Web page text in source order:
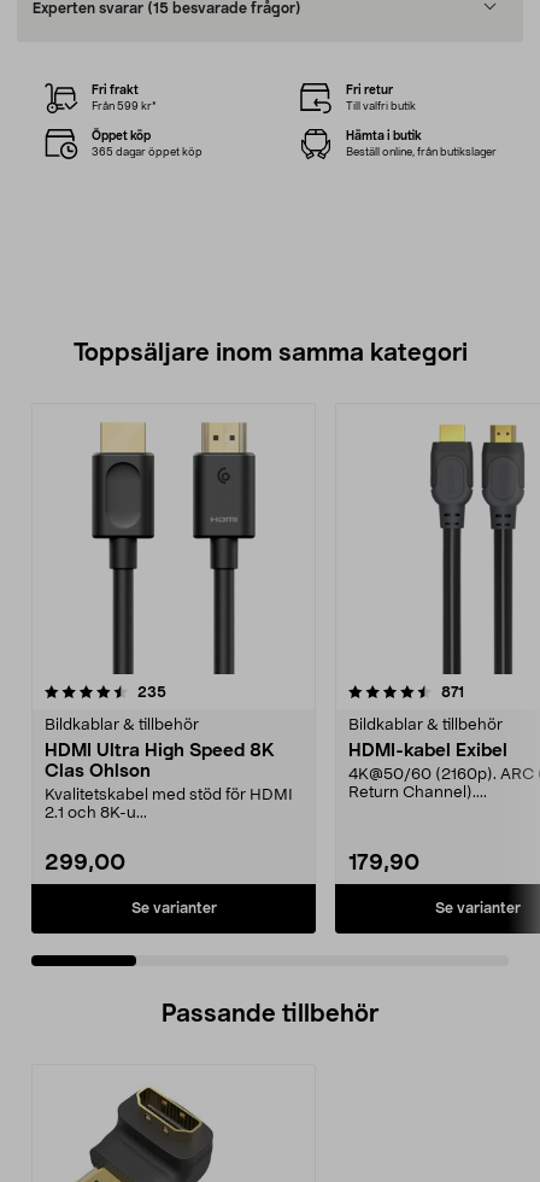
Experten svarar (15 besvarade frågor)
Fri frakt
Från 599 kr*
Fri retur
Till valfri butik
Öppet köp
365 dagar öppet köp
Hämta i butik
Beställ online, från butikslager
Toppsäljare inom samma kategori
235recensioner
Bildkablar & tillbehör
HDMI Ultra High Speed 8K
Clas Ohlson
Kvalitetskabel med stöd för HDMI
2.1 och 8K-u...
299,00
Se varianter
4.5 av 5 stjärnor 871
Bildkablar & tillbehör
HDMI-kabel Exibel
4K@50/60 (2160p). ARC
Return Channel)....
179,90
Se varianter
4.5 av 5 stjärnor
Passande tillbehör